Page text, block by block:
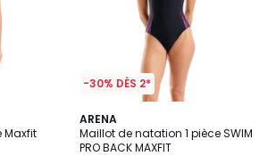
Maxfit
-30% DÈS 2*
ARENA
Maillot de natation 1 pièce SWIM
PRO BACK MAXFIT
2
Couleurs